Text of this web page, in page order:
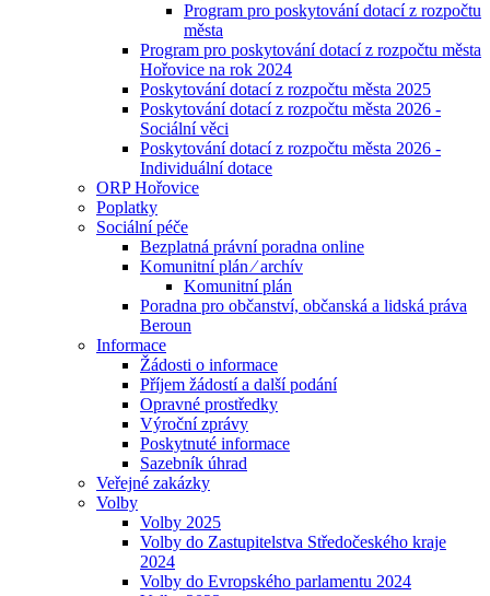
Program pro poskytování dotací z rozpočtu
města
Program pro poskytování dotací z rozpočtu města
Hořovice na rok 2024
Poskytování dotací z rozpočtu města 2025
Poskytování dotací z rozpočtu města 2026 -
Sociální věci
Poskytování dotací z rozpočtu města 2026 -
Individuální dotace
ORP Hořovice
Poplatky
Sociální péče
Bezplatná právní poradna online
Komunitní plán ⁄ archív
Komunitní plán
Poradna pro občanství, občanská a lidská práva
Beroun
Informace
Žádosti o informace
Příjem žádostí a další podání
Opravné prostředky
Výroční zprávy
Poskytnuté informace
Sazebník úhrad
Veřejné zakázky
Volby
Volby 2025
Volby do Zastupitelstva Středočeského kraje
2024
Volby do Evropského parlamentu 2024